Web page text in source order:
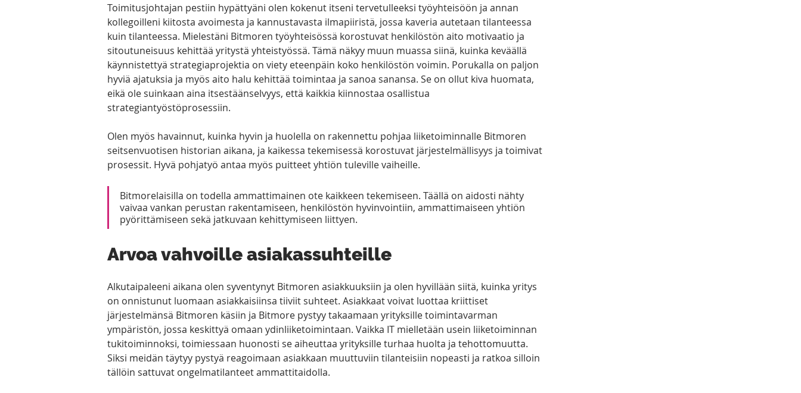
Toimitusjohtajan pestiin hypättyäni olen kokenut itseni tervetulleeksi työyhteisöön ja annan
kollegoilleni kiitosta avoimesta ja kannustavasta ilmapiiristä, jossa kaveria autetaan tilanteessa
kuin tilanteessa. Mielestäni Bitmoren työyhteisössä korostuvat henkilöstön aito motivaatio ja
sitoutuneisuus kehittää yritystä yhteistyössä. Tämä näkyy muun muassa siinä, kuinka keväällä
käynnistettyä strategiaprojektia on viety eteenpäin koko henkilöstön voimin. Porukalla on paljon
hyviä ajatuksia ja myös aito halu kehittää toimintaa ja sanoa sanansa. Se on ollut kiva huomata,
eikä ole suinkaan aina itsestäänselvyys, että kaikkia kiinnostaa osallistua
strategiantyöstöprosessiin.
Olen myös havainnut, kuinka hyvin ja huolella on rakennettu pohjaa liiketoiminnalle Bitmoren
seitsenvuotisen historian aikana, ja kaikessa tekemisessä korostuvat järjestelmällisyys ja toimivat
prosessit. Hyvä pohjatyö antaa myös puitteet yhtiön tuleville vaiheille.
Bitmorelaisilla on todella ammattimainen ote kaikkeen tekemiseen. Täällä on aidosti nähty
vaivaa vankan perustan rakentamiseen, henkilöstön hyvinvointiin, ammattimaiseen yhtiön
pyörittämiseen sekä jatkuvaan kehittymiseen liittyen.
Arvoa vahvoille asiakassuhteille
Alkutaipaleeni aikana olen syventynyt Bitmoren asiakkuuksiin ja olen hyvillään siitä, kuinka yritys
on onnistunut luomaan asiakkaisiinsa tiiviit suhteet. Asiakkaat voivat luottaa kriittiset
järjestelmänsä Bitmoren käsiin ja Bitmore pystyy takaamaan yrityksille toimintavarman
ympäristön, jossa keskittyä omaan ydinliiketoimintaan. Vaikka IT mielletään usein liiketoiminnan
tukitoiminnoksi, toimiessaan huonosti se aiheuttaa yrityksille turhaa huolta ja tehottomuutta.
Siksi meidän täytyy pystyä reagoimaan asiakkaan muuttuviin tilanteisiin nopeasti ja ratkoa silloin
tällöin sattuvat ongelmatilanteet ammattitaidolla.